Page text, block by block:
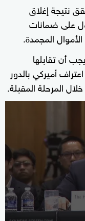
نتيجة إغلاق
على ضمانات
المجمدة.
أن تقابلها
أميركي بالدور
المرحلة المقبلة.
36
seconds